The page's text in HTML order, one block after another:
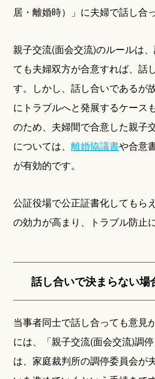
居・離婚時）」に夫婦で話し合
親子交流(面会交流)のルールは
ても夫婦双方が合意すれば、話
す。しかし、話し合いであるが
にトラブルへと発展するケース
のため、夫婦間で合意した親子
については、離婚協議書や合意
が有効的です。
公証役場で公正証書化してもら
の効力が高まり、トラブル防止
話し合いで決まらない場
当事者同士で話し合っても意見
には、「親子交流(面会交流)調
は、家庭裁判所の調停委員会が